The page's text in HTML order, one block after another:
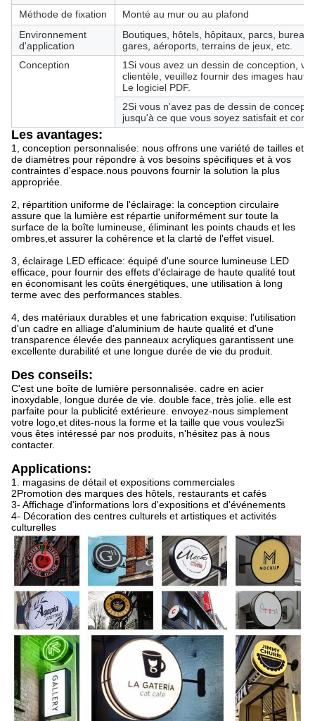
Méthode de fixation
Monté au mur ou au plafond
Environnement
d'application
Boutiques, hôtels, hôpitaux, parcs,
gares, aéroports, terrains de jeux, etc.
Conception
1Si vous avez un dessin de conception,
clientèle, veuillez fournir des images haute
Le logiciel PDF.
2Si vous n'avez pas de dessin de
jusqu'à ce que vous soyez satisfait et
Les avantages:
1, conception personnalisée: nous offrons une variété de tailles et
de diamètres pour répondre à vos besoins spécifiques et à vos
contraintes d'espace.nous pouvons fournir la solution la plus
appropriée.
2, répartition uniforme de l'éclairage: la conception circulaire
assure que la lumière est répartie uniformément sur toute la
surface de la boîte lumineuse, éliminant les points chauds et les
ombres,et assurer la cohérence et la clarté de l'effet visuel.
3, éclairage LED efficace: équipé d'une source lumineuse LED
efficace, pour fournir des effets d'éclairage de haute qualité tout
en économisant les coûts énergétiques, une utilisation à long
terme avec des performances stables.
4, des matériaux durables et une fabrication exquise: l'utilisation
d'un cadre en alliage d'aluminium de haute qualité et d'une
transparence élevée des panneaux acryliques garantissent une
excellente durabilité et une longue durée de vie du produit.
Des conseils:
C'est une boîte de lumière personnalisée. cadre en acier
inoxydable, longue durée de vie. double face, très jolie. elle est
parfaite pour la publicité extérieure. envoyez-nous simplement
votre logo,et dites-nous la forme et la taille que vous voulezSi
vous êtes intéressé par nos produits, n'hésitez pas à nous
contacter.
Applications:
1. magasins de détail et expositions commerciales
2Promotion des marques des hôtels, restaurants et cafés
3- Affichage d'informations lors d'expositions et d'événements
4- Décoration des centres culturels et artistiques et activités
culturelles